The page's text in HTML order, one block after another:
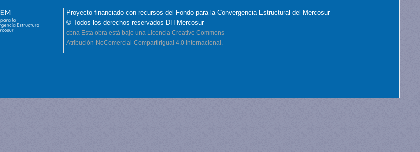
Proyecto financiado con recursos del Fondo para la Convergencia Estructural del Mercosur
© Todos los derechos reservados DH Mercosur
cbna Esta obra está bajo una Licencia Creative Commons
Atribución-NoComercial-CompartirIgual 4.0 Internacional.